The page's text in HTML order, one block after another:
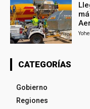
CATEGORÍAS
Gobierno
Regiones